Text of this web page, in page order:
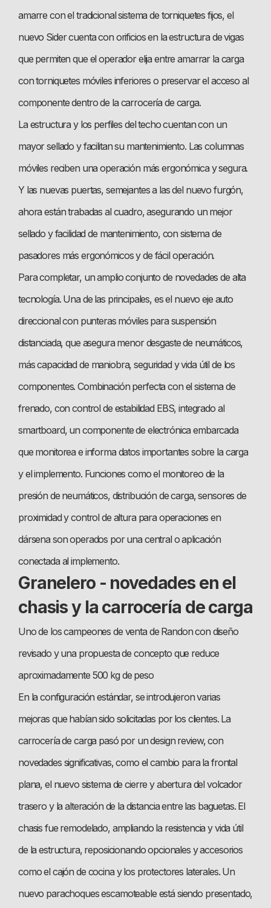
amarre con el tradicional sistema de torniquetes fijos, el
nuevo Sider cuenta con orificios en la estructura de vigas
que permiten que el operador elija entre amarrar la carga
con torniquetes móviles inferiores o preservar el acceso al
componente dentro de la carrocería de carga.
La estructura y los perfiles del techo cuentan con un
mayor sellado y facilitan su mantenimiento. Las columnas
móviles reciben una operación más ergonómica y segura.
Y las nuevas puertas, semejantes a las del nuevo furgón,
ahora están trabadas al cuadro, asegurando un mejor
sellado y facilidad de mantenimiento, con sistema de
pasadores más ergonómicos y de fácil operación.
Para completar, un amplio conjunto de novedades de alta
tecnología. Una de las principales, es el nuevo eje auto
direccional con punteras móviles para suspensión
distanciada, que asegura menor desgaste de neumáticos,
más capacidad de maniobra, seguridad y vida útil de los
componentes. Combinación perfecta con el sistema de
frenado, con control de estabilidad EBS, integrado al
smartboard, un componente de electrónica embarcada
que monitorea e informa datos importantes sobre la carga
y el implemento. Funciones como el monitoreo de la
presión de neumáticos, distribución de carga, sensores de
proximidad y control de altura para operaciones en
dársena son operados por una central o aplicación
conectada al implemento.
Granelero - novedades en el
chasis y la carrocería de carga
Uno de los campeones de venta de Randon con diseño
revisado y una propuesta de concepto que reduce
aproximadamente 500 kg de peso
En la configuración estándar, se introdujeron varias
mejoras que habían sido solicitadas por los clientes. La
carrocería de carga pasó por un design review, con
novedades significativas, como el cambio para la frontal
plana, el nuevo sistema de cierre y abertura del volcador
trasero y la alteración de la distancia entre las baguetas. El
chasis fue remodelado, ampliando la resistencia y vida útil
de la estructura, reposicionando opcionales y accesorios
como el cajón de cocina y los protectores laterales. Un
nuevo parachoques escamoteable está siendo presentado,